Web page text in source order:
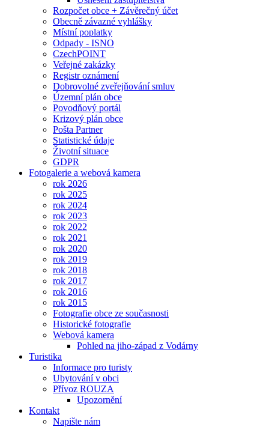
Rozpočet obce + Závěrečný účet
Obecně závazné vyhlášky
Místní poplatky
Odpady - ISNO
CzechPOINT
Veřejné zakázky
Registr oznámení
Dobrovolné zveřejňování smluv
Územní plán obce
Povodňový portál
Krizový plán obce
Pošta Partner
Statistické údaje
Životní situace
GDPR
Fotogalerie a webová kamera
rok 2026
rok 2025
rok 2024
rok 2023
rok 2022
rok 2021
rok 2020
rok 2019
rok 2018
rok 2017
rok 2016
rok 2015
Fotografie obce ze současnosti
Historické fotografie
Webová kamera
Pohled na jiho-západ z Vodárny
Turistika
Informace pro turisty
Ubytování v obci
Přívoz ROUZA
Upozornění
Kontakt
Napište nám